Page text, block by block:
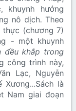
khuynh hướng
nô dịch. Theo
(chương 7)
- một khuynh
đều khắp trong
công trình này,
Lạc, Nguyễn
Xương...Sách là
Nam giai đoạn